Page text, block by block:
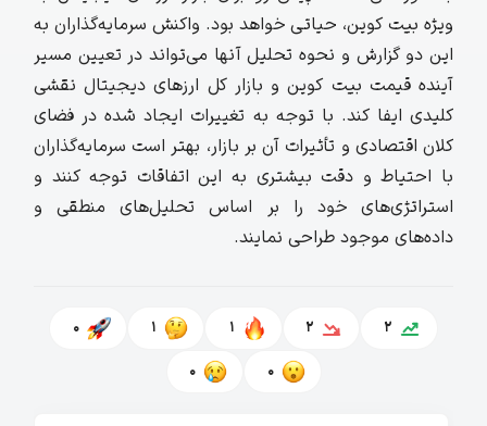
ویژه بیت‌ کوین، حیاتی خواهد بود. واکنش سرمایه‌گذاران به
این دو گزارش و نحوه تحلیل آنها می‌تواند در تعیین مسیر
آینده قیمت بیت کوین و بازار کل ارزهای دیجیتال نقشی
کلیدی ایفا کند. با توجه به تغییرات ایجاد شده در فضای
کلان اقتصادی و تأثیرات آن بر بازار، بهتر است سرمایه‌گذاران
با احتیاط و دقت بیشتری به این اتفاقات توجه کنند و
استراتژی‌های خود را بر اساس تحلیل‌های منطقی و
داده‌های موجود طراحی نمایند.
2
2
1
1
0
0
0